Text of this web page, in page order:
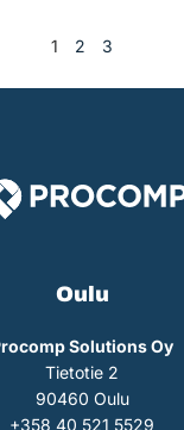
1 2 3
Oulu
Solutions Oy
Tietotie 2
90460 Oulu
+358 40 521 5529